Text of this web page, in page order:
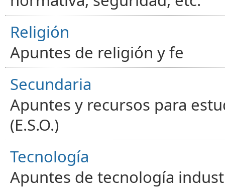
Religión
Apuntes de religión y fe
Secundaria
Apuntes y recursos para
(E.S.O.)
Tecnología
Apuntes de tecnología